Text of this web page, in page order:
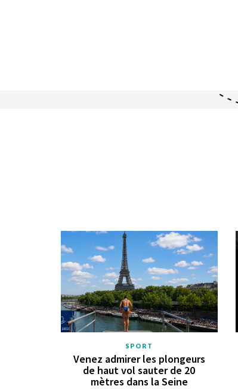
SPORT
Venez admirer les plongeurs
de haut vol sauter de 20
mètres dans la Seine